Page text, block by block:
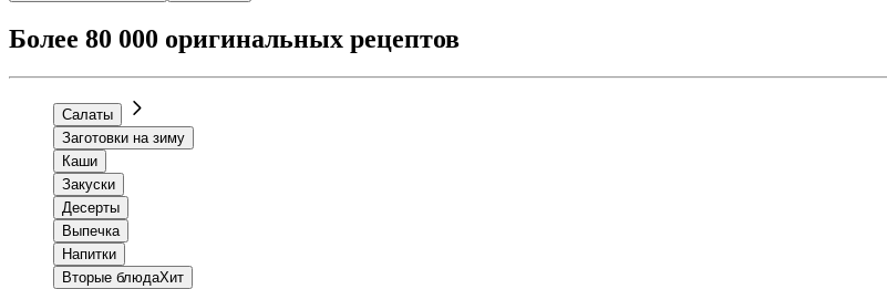
Более 80 000 оригинальных рецептов
Салаты
Заготовки на зиму
Каши
Закуски
Десерты
Выпечка
Напитки
Вторые блюдаХит